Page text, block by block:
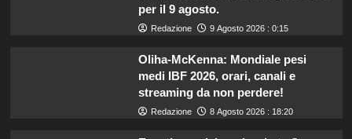
per il 9 agosto.
Redazione 9 Agosto 2026 : 0:15
Oliha-McKenna: Mondiale pesi
medi IBF 2026, orari, canali e
streaming da non perdere!
Redazione 8 Agosto 2026 : 18:20